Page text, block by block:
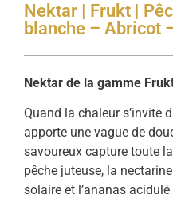
Nektar | Frukt |
blanche – Abricot
Nektar de la gamme
Quand la chaleur s’invite
apporte une vague de
savoureux capture toute
pêche juteuse, la
solaire et l’ananas